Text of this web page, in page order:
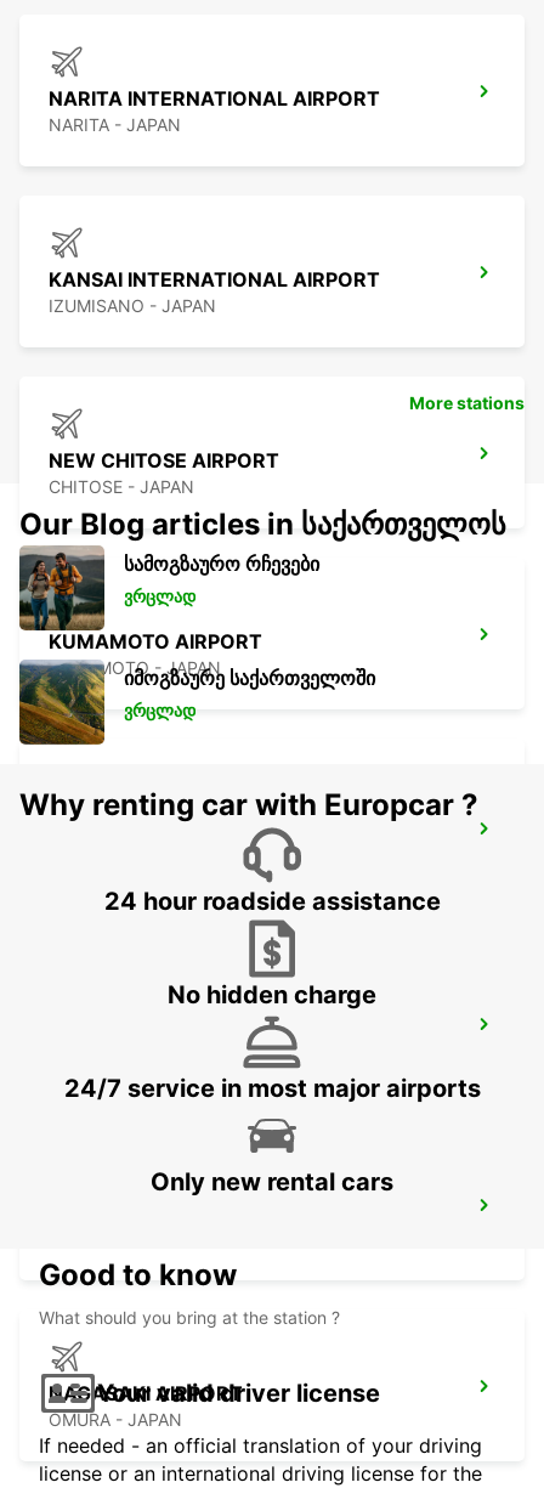
NARITA INTERNATIONAL AIRPORT
NARITA - JAPAN
KANSAI INTERNATIONAL AIRPORT
IZUMISANO - JAPAN
NEW CHITOSE AIRPORT
CHITOSE - JAPAN
KUMAMOTO AIRPORT
KUMAMOTO - JAPAN
FUKUOKA AIRPORT DOMESTIC
FUKUOKA AIRPORT INT TERMINAL
NAGASAKI AIRPORT
OMURA - JAPAN
More stations
Our Blog articles in საქართველოს
სამოგზაურო რჩევები
ვრცლად
იმოგზაურე საქართველოში
ვრცლად
Why renting car with Europcar ?
24 hour roadside assistance
No hidden charge
24/7 service in most major airports
Only new rental cars
Good to know
What should you bring at the station ?
Your valid driver license
If needed - an official translation of your driving
license or an international driving license for the